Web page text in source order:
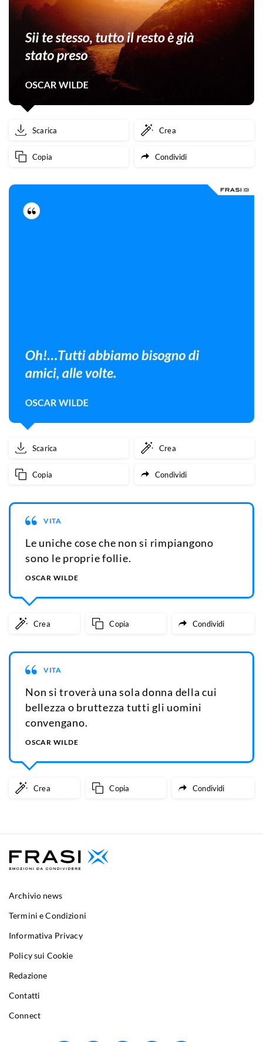
Scarica Crea
Copia Condividi
Scarica Crea
Copia Condividi
VITA
Le uniche cose che non si rimpiangono
sono le proprie follie.
OSCAR WILDE
Crea Copia Condividi
VITA
Non si troverà una sola donna della cui
bellezza o bruttezza tutti gli uomini
convengano.
OSCAR WILDE
Crea Copia Condividi
Archivio news
Termini e Condizioni
Informativa Privacy
Policy sui Cookie
Redazione
Contatti
Connect